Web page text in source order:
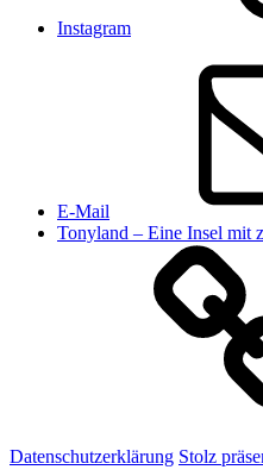
Instagram
E-Mail
Tonyland – Eine Insel mit
Datenschutzerklärung Stolz